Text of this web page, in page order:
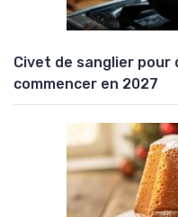
Civet de sanglier pour
commencer en 2027